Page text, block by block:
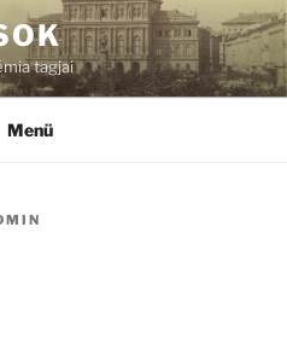
tagjai
Menü